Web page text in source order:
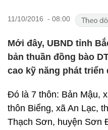
11/10/2016 - 08:00
Mới đây, UBND tỉnh
bản thuần đồng bào
cao kỹ năng phát triển
Đó là 7 thôn: Bản Mậu,
thôn Biểng, xã An Lạc,
Thạch Sơn, huyện Sơn